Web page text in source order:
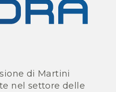
di Martini
nel settore delle